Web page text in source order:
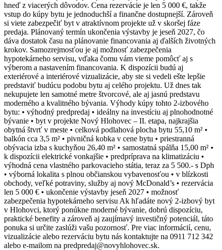
hneď z viacerých dôvodov. Cena rezervácie je len 5 000 €, takže
vstup do kúpy bytu je jednoduchší a finančne dostupnejší. Zároveň
si viete zabezpečiť byt v atraktívnom projekte už v skoršej fáze
predaja. Plánovaný termín ukončenia výstavby je jeseň 2027, čo
dáva dostatok času na plánovanie financovania aj ďalších životných
krokov. Samozrejmosťou je aj možnosť zabezpečenia
hypotekárneho servisu, vďaka čomu vám vieme pomôcť aj s
výberom a nastavením financovania. K dispozícii budú aj
exteriérové a interiérové vizualizácie, aby ste si vedeli ešte lepšie
predstaviť budúcu podobu bytu aj celého projektu. Už dnes tak
nekupujete len samotné metre štvorcové, ale aj jasnú predstavu
moderného a kvalitného bývania. Výhody kúpy tohto 2-izbového
bytu: • výhodný predpredaj • ideálny na investíciu aj plnohodnotné
bývanie • byt v projekte Nový Hlohovec – II. etapa, najkrajšia
obytná štvrť v meste • celková podlahová plocha bytu 55,10 m² •
balkón cca 3,5 m² • pivničná kobka v cene bytu • priestranná
obývacia izba s kuchyňou 26,40 m² • samostatná spálňa 15,00 m² •
k dispozícii elektrické vonkajšie • predpríprava na klimatizáciu •
výhodná cena vlastného parkovacieho státia, teraz za 5 500.- s Dph
• výborná lokalita s plnou občianskou vybavenosťou • v blízkosti
obchody, veľké potraviny, služby aj nový McDonald’s • rezervácia
len 5 000 € • ukončenie výstavby jeseň 2027 • možnosť
zabezpečenia hypotekárneho servisu Ak hľadáte nový 2-izbový byt
v Hlohovci, ktorý ponúkne moderné bývanie, dobrú dispozíciu,
praktické benefity a zároveň aj zaujímavý investičný potenciál, táto
ponuka si určite zaslúži vašu pozornosť. Pre viac informácií, cenu,
vizualizácie alebo rezerváciu bytu nás kontaktujte na 0911 712 342
alebo e-mailom na predpredaj@novyhlohovec.sk.